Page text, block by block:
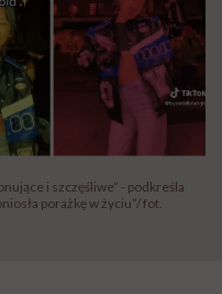
i szczęśliwe” - podkreśla
porażkę w życiu”/ fot.